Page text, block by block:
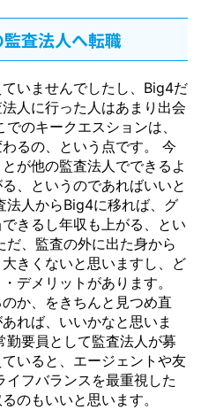
査法人へ転職
いませんでしたし、Big4だ
人に行った人はあまり出会
のキークエスションは、
るの、という点です。 今
が他の監査法人でできるよ
、というのであればいいと
法人からBig4に移れば、グ
きるし年収も上がる、とい
だ、監査の外に出た身から
きくないと思いますし、ど
デメリットがあります。
か、をきちんと見つめ直
れば、いいかなと思いま
要員として監査法人が募
いると、エージェントや友
フバランスを最重視した
のもいいと思います。